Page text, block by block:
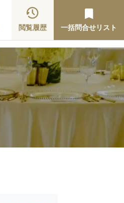
閲覧履歴 一括問合せリスト